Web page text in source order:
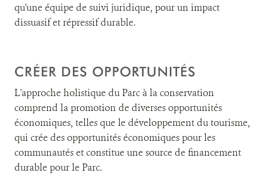
qu'une équipe de suivi juridique, pour un impact
dissuasif et répressif durable.
CRÉER DES OPPORTUNITÉS
L'approche holistique du Parc à la conservation
comprend la promotion de diverses opportunités
économiques, telles que le développement du tourisme,
qui crée des opportunités économiques pour les
communautés et constitue une source de financement
durable pour le Parc.